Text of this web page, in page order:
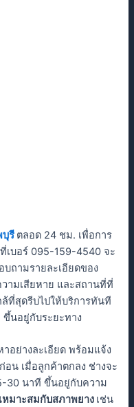
บุรี ตลอด 24 ชม. เพื่อการ
เบอร์ 095-159-4540 จะ
ถามรายละเอียดของ
ามเสียหาย และสถานที่ที่
ที่สุดรีบไปให้บริการทันที
ขึ้นอยู่กับระยะทาง
อย่างละเอียด พร้อมแจ้ง
น เมื่อลูกค้าตกลง ช่างจะ
30 นาที ขึ้นอยู่กับความ
หมาะสมกับสภาพยาง เช่น